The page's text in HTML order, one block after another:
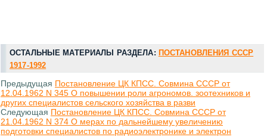
ОСТАЛЬНЫЕ МАТЕРИАЛЫ РАЗДЕЛА: ПОСТАНОВЛЕНИЯ СССР
1917-1992
Предыдущая Постановление ЦК КПСС. Совмина СССР от
12.04.1962 N 345 О повышении роли агрономов. зоотехников и
других специалистов сельского хозяйства в разви
Следующая Постановление ЦК КПСС. Совмина СССР от
21.04.1962 N 374 О мерах по дальнейшему увеличению
подготовки специалистов по радиоэлектронике и электрон